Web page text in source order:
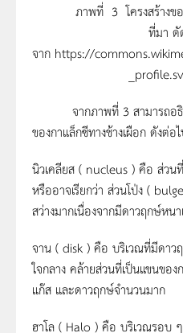
ภาพที่ 3 โครงสร้างขอ
ที่มา ดั
จาก https://
จากภาพที่ 3 สามารถอธิบ
ของกาแล็กซีทางช้างเผือก ดังต่อ
นิวเคลียส ( nucleus ) คือ ส่วน
หรืออาจเรียกว่า ส่วนโป่ง (
สว่างมากเนื่องจากมีดาวฤกษ์หน
จาน ( disk ) คือ บริเวณที่มีดาว
ใจกลาง คล้ายส่วนที่เป็นแขนข
แก๊ส และดาวฤกษ์จำนวนมาก
ฮาโล ( Halo ) คือ บริเวณรอบ